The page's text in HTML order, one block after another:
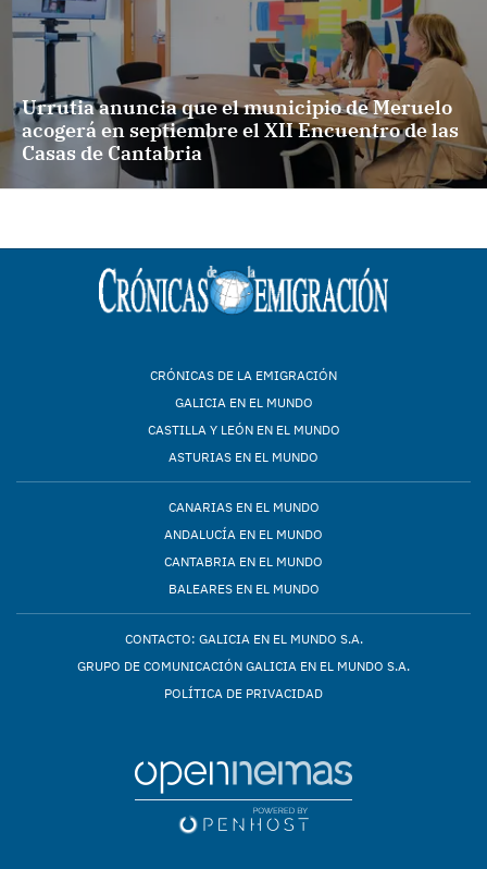
Urrutia anuncia que el municipio de Meruelo
acogerá en septiembre el XII Encuentro de las
Casas de Cantabria
CRÓNICAS DE LA EMIGRACIÓN
GALICIA EN EL MUNDO
CASTILLA Y LEÓN EN EL MUNDO
ASTURIAS EN EL MUNDO
CANARIAS EN EL MUNDO
ANDALUCÍA EN EL MUNDO
CANTABRIA EN EL MUNDO
BALEARES EN EL MUNDO
CONTACTO: GALICIA EN EL MUNDO S.A.
GRUPO DE COMUNICACIÓN GALICIA EN EL MUNDO S.A.
POLÍTICA DE PRIVACIDAD